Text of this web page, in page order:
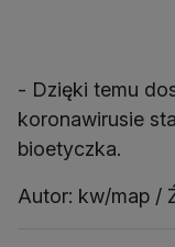
- Dzięki temu
koronawirusie
bioetyczka.
Autor: kw/map /